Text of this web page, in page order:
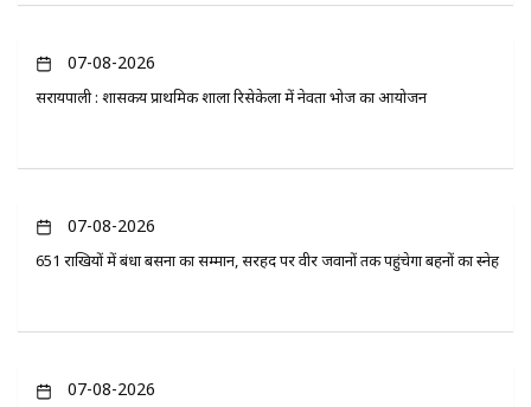
07-08-2026
सरायपाली : शासकीय प्राथमिक शाला रिसेकेला में नेवता भोज का आयोजन
07-08-2026
651 राखियों में बंधा बसना का सम्मान, सरहद पर वीर जवानों तक पहुंचेगा बहनों का स्नेह
07-08-2026